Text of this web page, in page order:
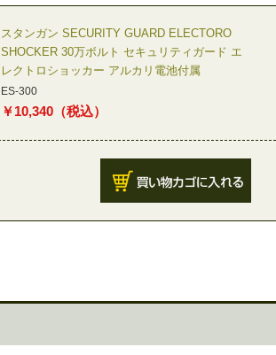
スタンガン SECURITY GUARD ELECTORO
SHOCKER 30万ボルト セキュリティガード エ
レクトロショッカー アルカリ電池付属
ES-300
￥10,340 （税込）